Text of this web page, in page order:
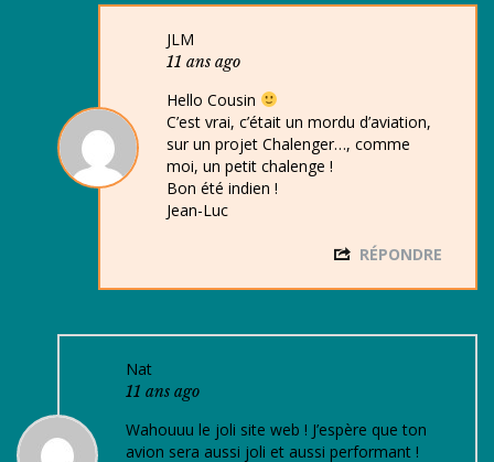
JLM
11 ans ago
Hello Cousin
C’est vrai, c’était un mordu d’aviation,
sur un projet Chalenger…, comme
moi, un petit chalenge !
Bon été indien !
Jean-Luc
RÉPONDRE
Nat
11 ans ago
Wahouuu le joli site web ! J’espère que ton
avion sera aussi joli et aussi performant !